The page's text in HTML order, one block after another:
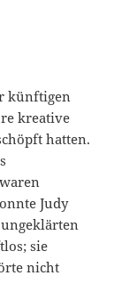
künftigen
kreative
hatten.
Judy
sie
nicht